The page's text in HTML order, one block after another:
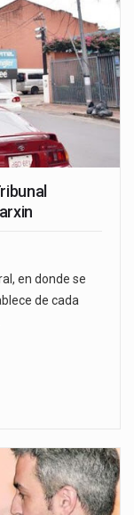
en donde se
de cada